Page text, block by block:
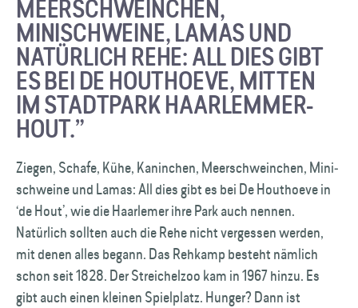
MEERSCHWEINCHEN,
MINISCHWEINE, LAMAS UND
NATÜRLICH REHE: ALL DIES GIBT
ES BEI DE HOUTHOEVE, MITTEN
IM STADTPARK HAARLEMMER­
HOUT.”
Ziegen, Schafe, Kühe, Kaninchen, Meer­schweinchen, Mini­
schweine und Lamas: All dies gibt es bei De Houthoeve in
‘de Hout’, wie die Haarlemer ihre Park auch nennen.
Natürlich sollten auch die Rehe nicht vergessen werden,
mit denen alles begann. Das Rehkamp besteht nämlich
schon seit 1828. Der Streichel­zoo kam in 1967 hinzu. Es
gibt auch einen kleinen Spielplatz. Hunger? Dann ist